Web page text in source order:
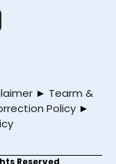
► Tearm &
Policy ►